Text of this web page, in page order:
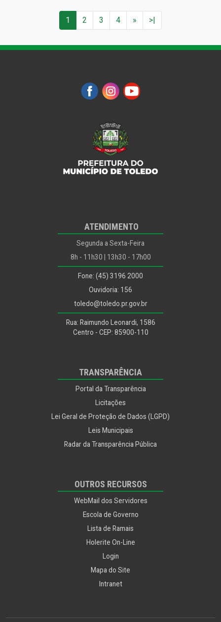
Paginação 1 2 3 4 » Próxima página
>|
ATENDIMENTO
Segunda a Sexta-Feira
8h - 11h30 | 13h30 - 17h00
Fone: (45) 3196 2000
Ouvidoria: 156
toledo@toledo.pr.gov.br
Rua: Raimundo Leonardi, 1586
Centro - CEP: 85900-110
TRANSPARÊNCIA
Portal da Transparência
Licitações
Lei Geral de Proteção de Dados (LGPD)
Leis Municipais
Radar da Transparência Pública
OUTROS RECURSOS
WebMail dos Servidores
Escola de Governo
Lista de Ramais
Holerite On-Line
Login
Mapa do Site
Intranet